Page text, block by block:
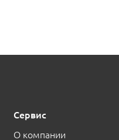
Сервис
О компании